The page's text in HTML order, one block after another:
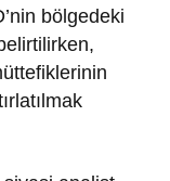
bölgedeki